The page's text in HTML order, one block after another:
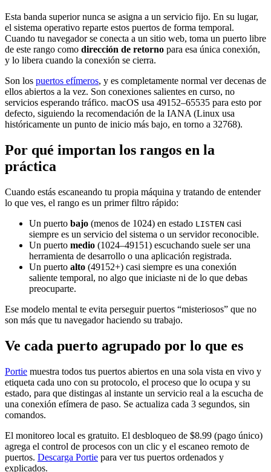
Esta banda superior nunca se asigna a un servicio fijo. En su lugar,
el sistema operativo reparte estos puertos de forma temporal.
Cuando tu navegador se conecta a un sitio web, toma un puerto libre
de este rango como dirección de retorno para esa única conexión,
y lo libera cuando la conexión se cierra.
Son los puertos efímeros, y es completamente normal ver decenas de
ellos abiertos a la vez. Son conexiones salientes en curso, no
servicios esperando tráfico. macOS usa 49152–65535 para esto por
defecto, siguiendo la recomendación de la IANA (Linux usa
históricamente un punto de inicio más bajo, en torno a 32768).
Por qué importan los rangos en la
práctica
Cuando estás escaneando tu propia máquina y tratando de entender
lo que ves, el rango es un primer filtro rápido:
Un puerto bajo (menos de 1024) en estado LISTEN casi
siempre es un servicio del sistema o un servidor reconocible.
Un puerto medio (1024–49151) escuchando suele ser una
herramienta de desarrollo o una aplicación registrada.
Un puerto alto (49152+) casi siempre es una conexión
saliente temporal, no algo que iniciaste ni de lo que debas
preocuparte.
Ese modelo mental te evita perseguir puertos “misteriosos” que no
son más que tu navegador haciendo su trabajo.
Ve cada puerto agrupado por lo que es
Portie muestra todos tus puertos abiertos en una sola vista en vivo y
etiqueta cada uno con su protocolo, el proceso que lo ocupa y su
estado, para que distingas al instante un servicio real a la escucha de
una conexión efímera de paso. Se actualiza cada 3 segundos, sin
comandos.
El monitoreo local es gratuito. El desbloqueo de $8.99 (pago único)
agrega el control de procesos con un clic y el escaneo remoto de
puertos. Descarga Portie para ver tus puertos ordenados y
explicados.